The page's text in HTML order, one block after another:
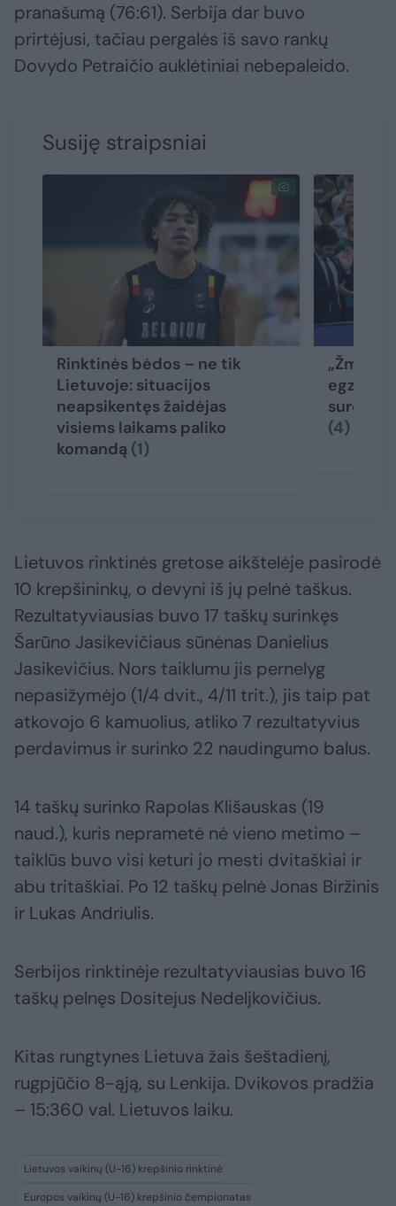
pranašumą (76:61). Serbija dar buvo
prirtėjusi, tačiau pergalės iš savo rankų
Dovydo Petraičio auklėtiniai nebepaleido.
Susiję straipsniai
Rinktinės bėdos – ne tik
Lietuvoje: situacijos
neapsikentęs žaidėjas
visiems laikams paliko
komandą (1)
(4)
Lietuvos rinktinės gretose aikštelėje pasirodė
10 krepšininkų, o devyni iš jų pelnė taškus.
Rezultatyviausias buvo 17 taškų surinkęs
Šarūno Jasikevičiaus sūnėnas Danielius
Jasikevičius. Nors taiklumu jis pernelyg
nepasižymėjo (1/4 dvit., 4/11 trit.), jis taip pat
atkovojo 6 kamuolius, atliko 7 rezultatyvius
perdavimus ir surinko 22 naudingumo balus.
14 taškų surinko Rapolas Klišauskas (19
naud.), kuris neprametė nė vieno metimo –
taiklūs buvo visi keturi jo mesti dvitaškiai ir
abu tritaškiai. Po 12 taškų pelnė Jonas Biržinis
ir Lukas Andriulis.
Serbijos rinktinėje rezultatyviausias buvo 16
taškų pelnęs Dositejus Nedeljkovičius.
Kitas rungtynes Lietuva žais šeštadienį,
rugpjūčio 8-ąją, su Lenkija. Dvikovos pradžia
– 15:360 val. Lietuvos laiku.
Lietuvos vaikinų (U-16) krepšinio rinktinė
Europos vaikinų (U-16) krepšinio čempionatas